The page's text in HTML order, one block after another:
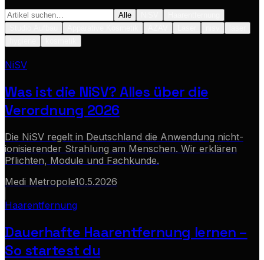
Alle
NiSV
Was ist die NiSV? Alles über die
Verordnung 2026
Die NiSV regelt in Deutschland die Anwendung nicht-
ionisierender Strahlung am Menschen. Wir erklären
Pflichten, Module und Fachkunde.
Medi Metropole10.5.2026
Haarentfernung
Dauerhafte Haarentfernung lernen –
So startest du